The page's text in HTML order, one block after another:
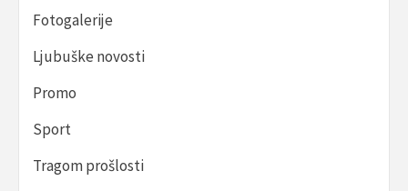
Fotogalerije
Ljubuške novosti
Promo
Sport
Tragom prošlosti